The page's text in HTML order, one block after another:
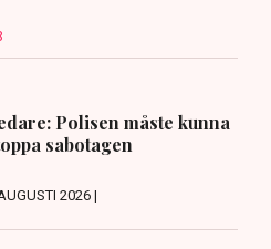
Polisen måste kunna
sabotagen
2026 |